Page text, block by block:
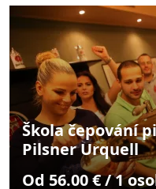
Škola čepování
Pilsner Urquell
Od 56.00 € / 1